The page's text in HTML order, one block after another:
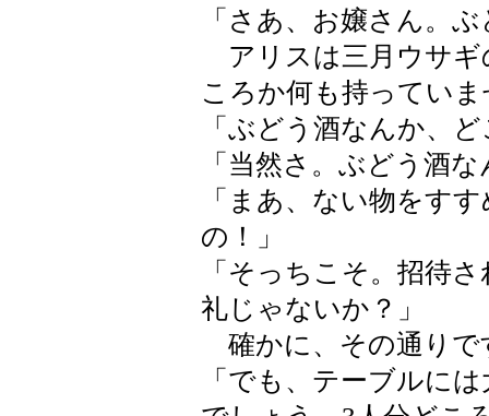
「さあ、お嬢さん。
アリスは三月ウサギ
ころか何も持ってい
「ぶどう酒なんか、
「当然さ。ぶどう酒
「まあ、ない物をす
の！」
「そっちこそ。招待
礼じゃないか？」
確かに、その通りで
「でも、テーブルに